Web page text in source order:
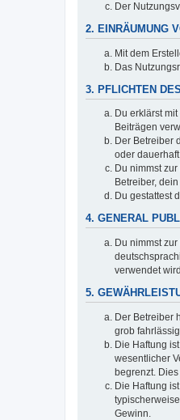
Der
2. EINRÄUMUNG
Mit dem
Das
3. PFLICHTEN
Du erklärst
Beiträgen
Der Betreiber
oder
Du nimmst
Betreiber,
Du gestattest
4. GENERAL
Du nimmst zur
verwendet
5.
Der Betreiber
grob
Die Haftung
wesentlicher
begrenzt.
Die Haftung
Gewinn.